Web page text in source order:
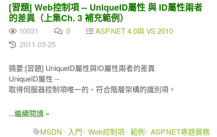
[習題] Web控制項 -- UniqueID屬性 與 ID屬性兩者
的差異（上集Ch. 3 補充範例）
10031 0
ASP.NET 4.0與 VS 2010
2011-03-25
摘要:[習題] UniqueID屬性與ID屬性兩者的差異
UniqueID屬性 --
取得伺服器控制項唯一的、符合階層架構的識別項。
...繼續閱讀 »
MSDN
入門 Web控制項 範例
ASP.NET專題實務